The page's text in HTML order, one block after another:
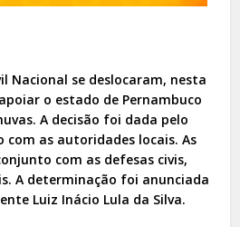
Nacional se deslocaram, nesta
o estado de Pernambuco
A decisão foi dada pelo
com as autoridades locais. As
com as defesas civis,
A determinação foi anunciada
Luiz Inácio Lula da Silva.